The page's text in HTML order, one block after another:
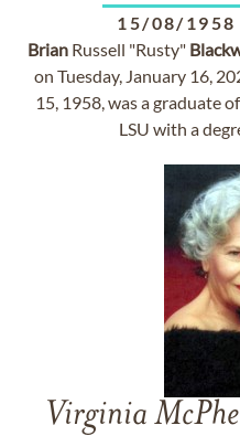
15/08/1958
Brian Russell "Rusty"
on Tuesday, January 16,
15, 1958, was a graduate
LSU with a
Virginia